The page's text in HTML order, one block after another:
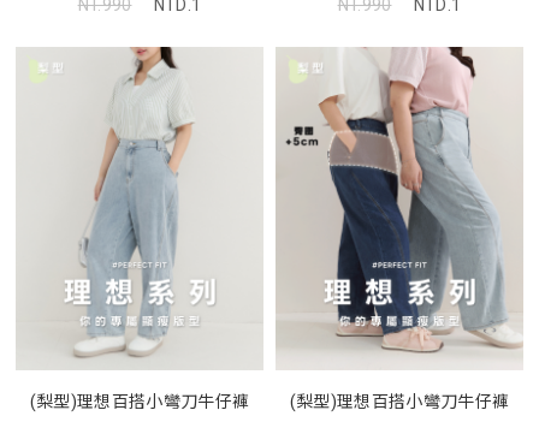
NT.990
NTD.1
NT.990
NTD.1
(梨型)理想百搭小彎刀牛仔褲
(梨型)理想百搭小彎刀牛仔褲